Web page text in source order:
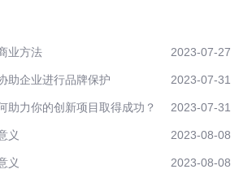
2023-07-27
业方法
2023-07-31
助企业进行品牌保护
2023-07-31
助力你的创新项目取得成功？
2023-08-08
义
2023-08-08
义